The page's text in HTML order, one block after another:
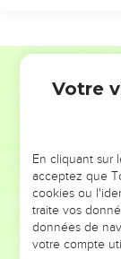
Ecclésiaste
dépendent tous
L'homme ne
aux poissons
piège : comme
J'ai aussi vu,
m'a paru
Il y avait une
puissant a
Votre
En cliquant sur
acceptez que
cookies ou
traite vos
données de
votre compte